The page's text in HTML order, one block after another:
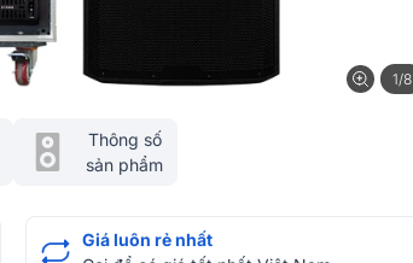
1/8
Thông số
sản phẩm
Giá luôn rẻ nhất